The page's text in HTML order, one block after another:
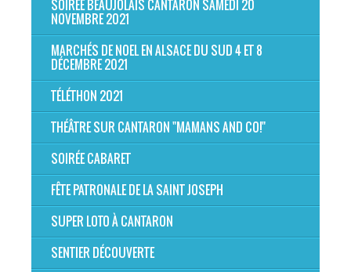
SOIRÉE BEAUJOLAIS CANTARON SAMEDI 20
NOVEMBRE 2021
MARCHÉS DE NOEL EN ALSACE DU SUD 4 ET 8
DÉCEMBRE 2021
TÉLÉTHON 2021
THÉÂTRE SUR CANTARON "MAMANS AND CO!"
SOIRÉE CABARET
FÊTE PATRONALE DE LA SAINT JOSEPH
SUPER LOTO À CANTARON
SENTIER DÉCOUVERTE